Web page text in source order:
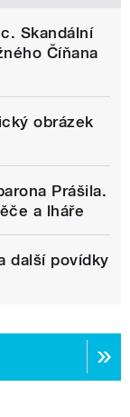
Skandální
Číňana
obrázek
Prášila.
a lháře
další povídky